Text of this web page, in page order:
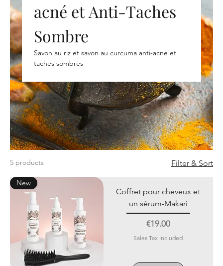
acné et Anti-Taches
Sombre
Savon au riz et savon au curcuma anti-acne et
taches sombres
5 products Filter & Sort
New
Coffret pour cheveux et
un sérum-Makari
Price
€19.00
Sales Tax Included